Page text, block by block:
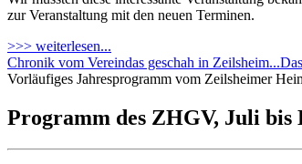
zur Veranstaltung mit den neuen Terminen.
>>> weiterlesen...
Chronik vom Vereindas geschah in Zeilsheim...
Vorläufiges Jahresprogramm vom Zeilsheimer
Programm des ZHGV, Juli bis